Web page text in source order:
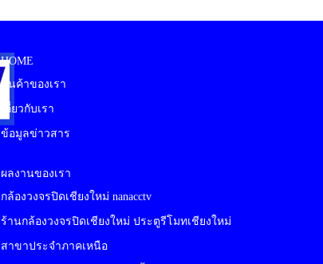
HOME
สินค้าของเรา
เกี่ยวกับเรา
ข้อมูลข่าวสาร
ผลงานของเรา
กล้องวงจรปิดเชียงใหม่ nanacctv
ร้านกล้องวงจรปิดเชียงใหม่ ประตูรีโมทเชียงใหม่
สาขาประจำภาคเหนือ